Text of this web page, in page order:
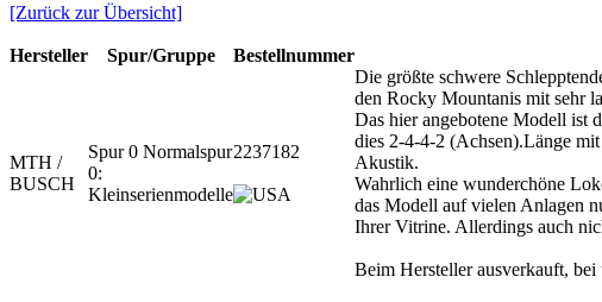
[Zurück zur Übersicht]
Hersteller
Spur/Gruppe Bestellnummer
MTH /
BUSCH
Spur 0 Normalspur
0:
Kleinserienmodelle
2237182
Die größte schwere
den Rocky Mountanis mit sehr
Das hier angebotene Modell ist
dies 2-4-4-2 (Achsen).Länge
Akustik.
Wahrlich eine wunderchöne
das Modell auf vielen Anlagen
Ihrer Vitrine. Allerdings auch
Beim Hersteller ausverkauft,